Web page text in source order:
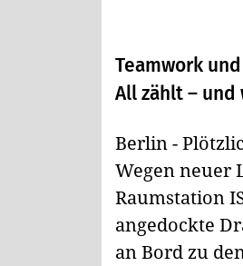
Teamwork
All zählt –
Berlin -
Wegen neuer
Raumstation
angedockte
an Bord zu